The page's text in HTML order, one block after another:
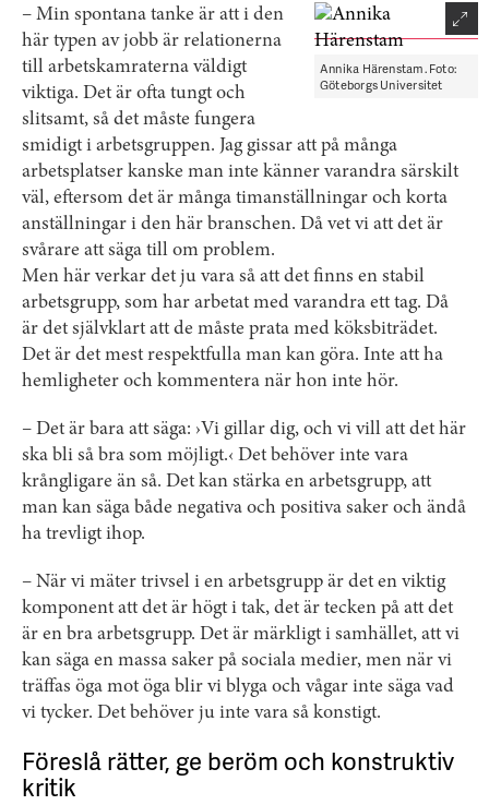
Annika Härenstam. Foto:
Göteborgs Universitet
– Min spontana tanke är att i den
här typen av jobb är relationerna
till arbetskamraterna väldigt
viktiga. Det är ofta tungt och
slitsamt, så det måste fungera
smidigt i arbetsgruppen. Jag gissar att på många
arbetsplatser kanske man inte känner varandra särskilt
väl, eftersom det är många tim­anställningar och korta
anställningar i den här branschen. Då vet vi att det är
svårare att säga till om problem.
Men här verkar det ju vara så att det finns en stabil
arbetsgrupp, som har arbetat med varandra ett tag. Då
är det självklart att de måste prata med köksbiträdet.
Det är det mest respektfulla man kan göra. Inte att ha
hemligheter och kommentera när hon inte hör.
– Det är bara att säga: ›Vi gillar dig, och vi vill att det här
ska bli så bra som möjligt.‹ Det behöver inte vara
krångligare än så. Det kan stärka en arbetsgrupp, att
man kan säga både negativa och positiva saker och ändå
ha trevligt ihop.
– När vi mäter trivsel i en arbetsgrupp är det en viktig
komponent att det är högt i tak, det är tecken på att det
är en bra arbetsgrupp. Det är märkligt i samhället, att vi
kan säga en massa saker på sociala medier, men när vi
träffas öga mot öga blir vi blyga och vågar inte säga vad
vi tycker. Det behöver ju inte vara så konstigt.
Föreslå rätter, ge beröm och konstruktiv
kritik